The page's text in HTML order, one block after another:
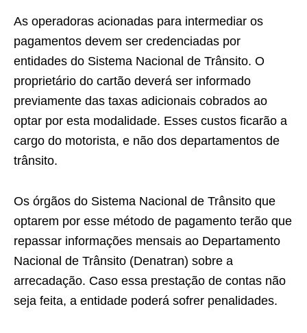
As operadoras acionadas para intermediar os
pagamentos devem ser credenciadas por
entidades do Sistema Nacional de Trânsito. O
proprietário do cartão deverá ser informado
previamente das taxas adicionais cobrados ao
optar por esta modalidade. Esses custos ficarão a
cargo do motorista, e não dos departamentos de
trânsito.
Os órgãos do Sistema Nacional de Trânsito que
optarem por esse método de pagamento terão que
repassar informações mensais ao Departamento
Nacional de Trânsito (Denatran) sobre a
arrecadação. Caso essa prestação de contas não
seja feita, a entidade poderá sofrer penalidades.